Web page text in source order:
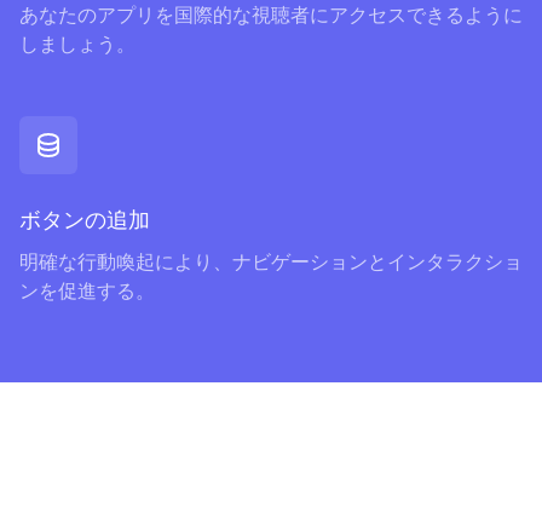
あなたのアプリを国際的な視聴者にアクセスできるように
しましょう。
ボタンの追加
明確な行動喚起により、ナビゲーションとインタラクショ
ンを促進する。